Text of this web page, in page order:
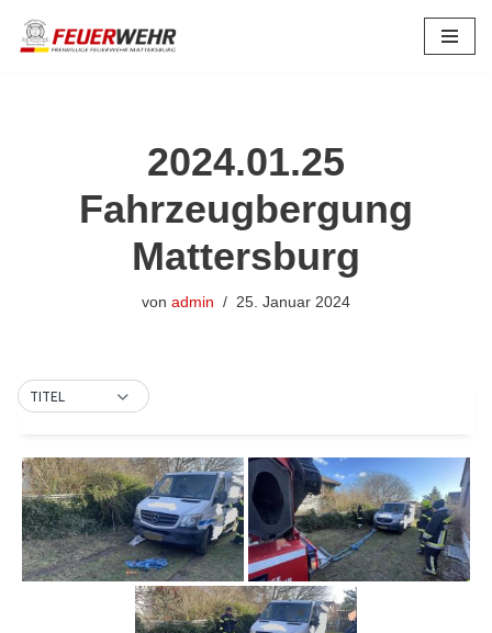
Zum
2024.01.25
Fahrzeugbergung
Mattersburg
von admin 25. Januar 2024
TITEL